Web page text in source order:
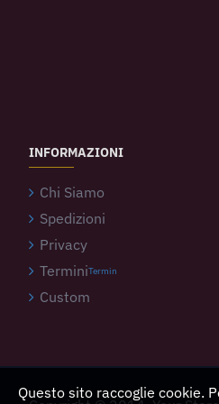
INFORMAZIONI
Chi Siamo
Spedizioni
Privacy
TerminiTermin
Custom
Questo sito raccoglie cookie.